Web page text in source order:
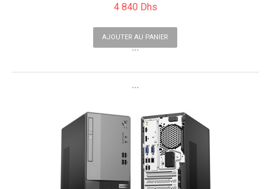
4 840 Dhs
AJOUTER AU PANIER
```
```